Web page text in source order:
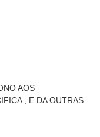
AOS
, E DA OUTRAS